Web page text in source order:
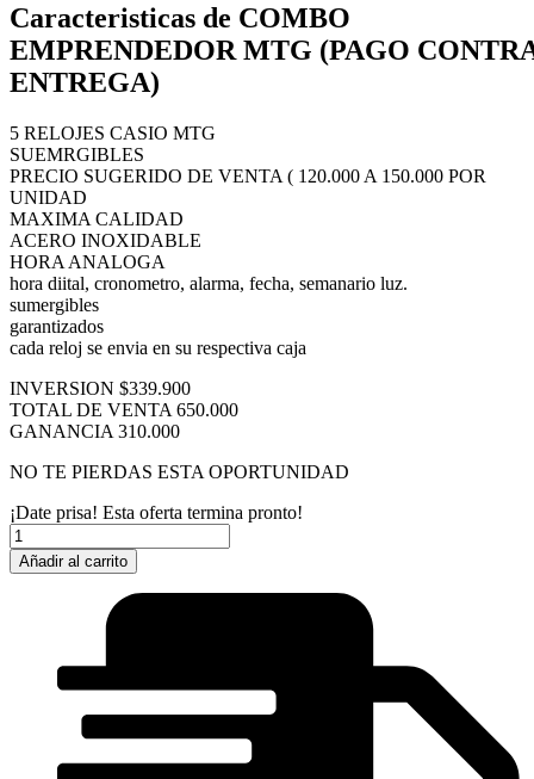
Caracteristicas de COMBO
EMPRENDEDOR MTG (PAGO
ENTREGA)
5 RELOJES CASIO MTG
SUEMRGIBLES
PRECIO SUGERIDO DE VENTA ( 120.000 A 150.000 POR
UNIDAD
MAXIMA CALIDAD
ACERO INOXIDABLE
HORA ANALOGA
hora diital, cronometro, alarma, fecha, semanario luz.
sumergibles
garantizados
cada reloj se envia en su respectiva caja
INVERSION $339.900
TOTAL DE VENTA 650.000
GANANCIA 310.000
NO TE PIERDAS ESTA OPORTUNIDAD
¡Date prisa! Esta oferta termina pronto!
COMBO
EMPRENDEDOR
MTG
cantidad
Añadir al carrito